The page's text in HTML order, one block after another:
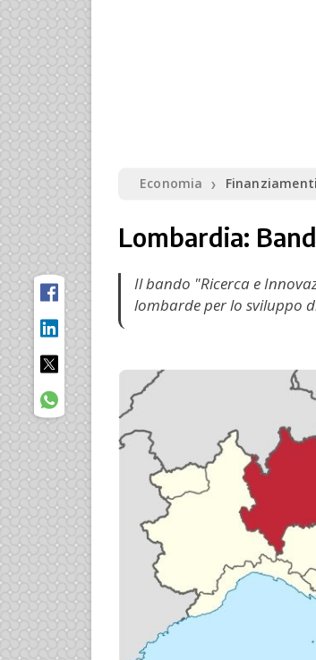
Economia ❯ Finanziamenti
Lombardia:
Il bando "Ricerca e
lombarde per lo sviluppo